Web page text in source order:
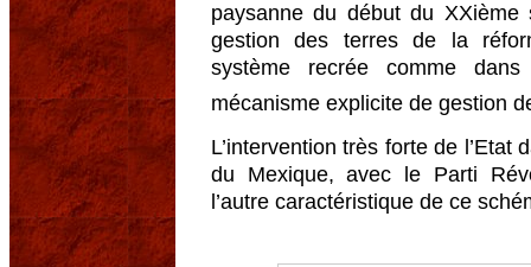
paysanne du début du XXième
gestion des terres de la
système recrée comme
mécanisme explicite de gestion
L’intervention très forte de
du Mexique, avec le Parti
l’autre caractéristique de ce